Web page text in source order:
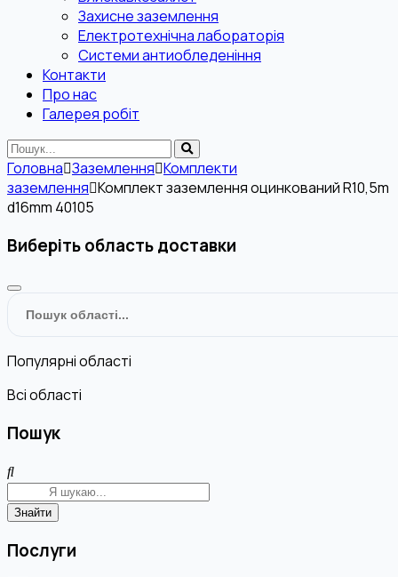
Захисне заземлення
Електротехнічна лабораторія
Системи антиобледеніння
Контакти
Про нас
Галерея робіт
Головна Заземлення Комплекти
заземлення Комплект заземлення оцинкований R10,5m
d16mm 40105
Виберіть область доставки
Популярні області
Всі області
Пошук
Знайти
Послуги